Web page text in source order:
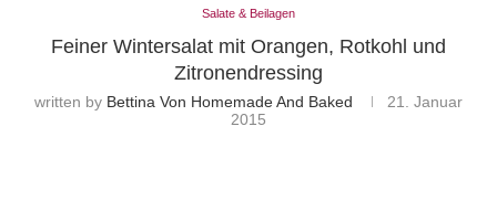
Salate & Beilagen
Feiner Wintersalat mit Orangen, Rotkohl und
Zitronendressing
written by Bettina Von Homemade And Baked
21. Januar
2015